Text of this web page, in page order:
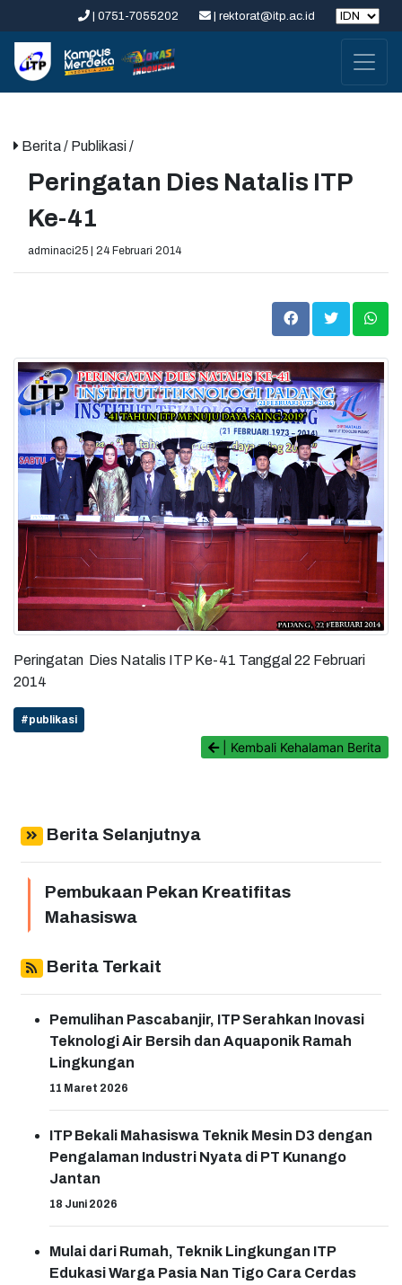
| 0751-7055202 | rektorat@itp.ac.id
Berita/ Publikasi /
Peringatan Dies Natalis ITP
Ke-41
adminaci25 | 24 Februari 2014
Peringatan Dies Natalis ITP Ke-41 Tanggal 22 Februari
2014
#publikasi
| Kembali Kehalaman Berita
Berita Selanjutnya
Pembukaan Pekan Kreatifitas
Mahasiswa
Berita Terkait
Pemulihan Pascabanjir, ITP Serahkan Inovasi
Teknologi Air Bersih dan Aquaponik Ramah
Lingkungan
11 Maret 2026
ITP Bekali Mahasiswa Teknik Mesin D3 dengan
Pengalaman Industri Nyata di PT Kunango
Jantan
18 Juni 2026
Mulai dari Rumah, Teknik Lingkungan ITP
Edukasi Warga Pasia Nan Tigo Cara Cerdas